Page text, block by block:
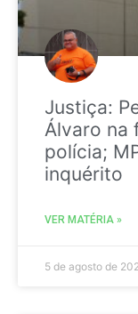
Justiça:
Álvaro na
polícia;
inquérito
VER MATÉRIA »
5 de agosto de